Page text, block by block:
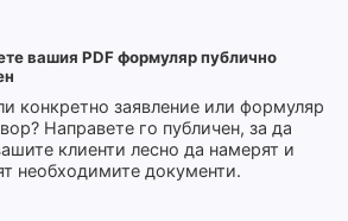
вашия PDF формуляр публично
конкретно заявление или формуляр
Направете го публичен, за да
клиенти лесно да намерят и
необходимите документи.